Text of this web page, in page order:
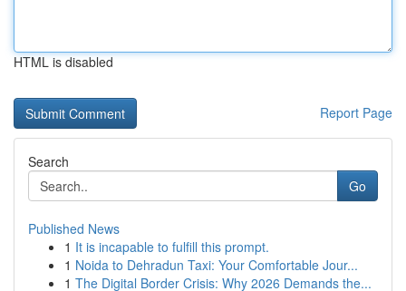
HTML is disabled
Report Page
Search
Go
Published News
1 It is incapable to fulfill this prompt.
1 Noida to Dehradun Taxi: Your Comfortable Jour...
1 The Digital Border Crisis: Why 2026 Demands the...